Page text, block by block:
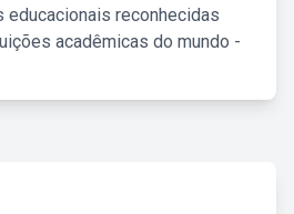
educacionais reconhecidas
acadêmicas do mundo -